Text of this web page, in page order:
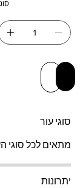
סוגי עור
מתאים לכל סוגי
יתרונות